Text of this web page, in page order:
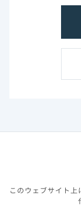
このウェブサイト